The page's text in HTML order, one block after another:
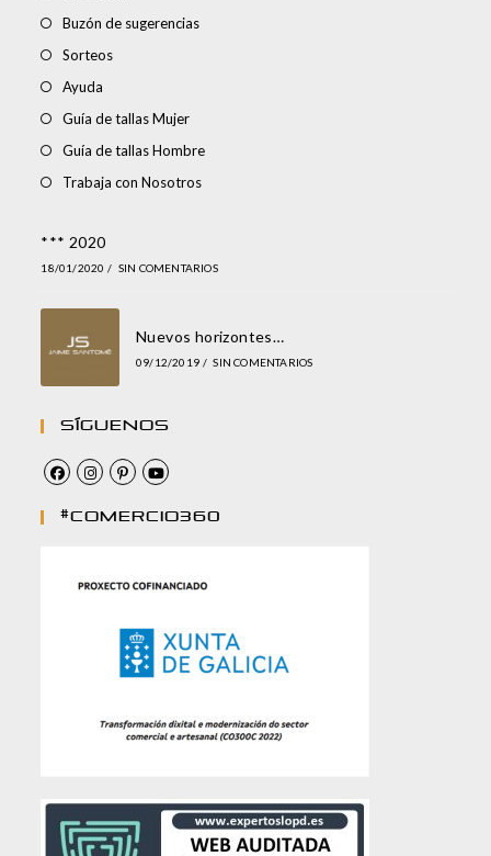
Buzón de sugerencias
Sorteos
Ayuda
Guía de tallas Mujer
Guía de tallas Hombre
Trabaja con Nosotros
*** 2020
18/01/2020 / SIN COMENTARIOS
Nuevos horizontes…
09/12/2019 / SIN COMENTARIOS
Síguenos
#comercio360